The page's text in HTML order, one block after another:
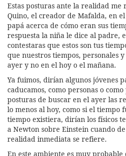
Estas posturas ante la realidad
Quino, el creador de Mafalda, en
papá acerca de cómo eran sus
respuesta la niña le dice al padre,
contestaras que estos son tus
que nuestros tiempos, personales
ayer y no en el hoy o el mañana.
Ya fuimos, dirían algunos jóvenes
caducamos, como personas o
posturas de buscar en el ayer las
lo menos al hoy, como si el tiempo
tiempo existiera, dirían los físicos
a Newton sobre Einstein cuando
realidad inmediata se refiere.
En este ambiente es muy